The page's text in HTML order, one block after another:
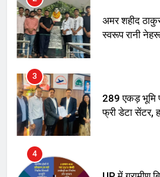
अमर शहीद
स्वरूप रानी
3
289 एकड़ भूमि
फ्री डेटा सेंटर,
4